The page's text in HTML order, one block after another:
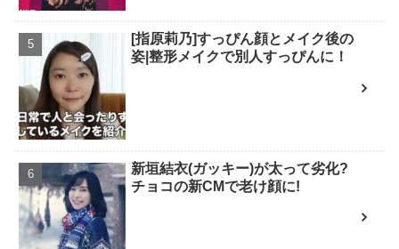
[指原莉乃]すっぴん顔とメイク後の
姿|整形メイクで別人すっぴんに！
新垣結衣(ガッキー)が太って劣化?
チョコの新CMで老け顔に!